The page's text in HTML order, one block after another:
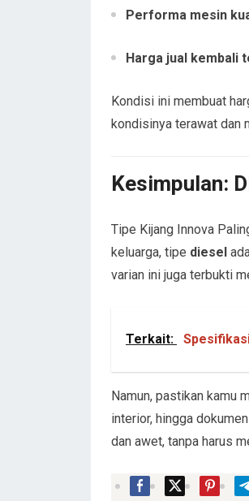
Performa mesin
Harga jual kembali
Kondisi ini membuat
kondisinya terawat dan
Kesimpulan:
Tipe Kijang Innova
keluarga, tipe diesel
varian ini juga terbukti
Terkait:
Namun, pastikan kamu
interior, hingga
dan awet, tanpa harus